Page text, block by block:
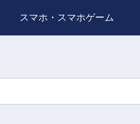
スマホ・スマホゲーム